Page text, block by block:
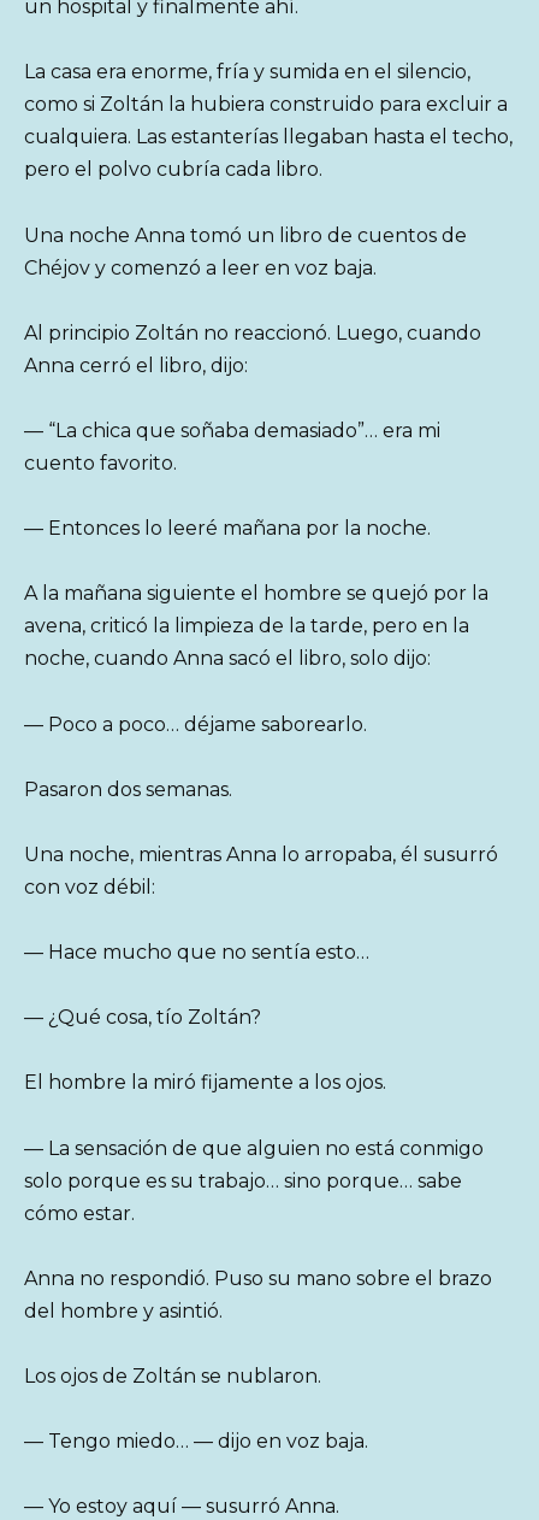
un hospital y finalmente ahí.
La casa era enorme, fría y sumida en el silencio,
como si Zoltán la hubiera construido para excluir a
cualquiera. Las estanterías llegaban hasta el techo,
pero el polvo cubría cada libro.
Una noche Anna tomó un libro de cuentos de
Chéjov y comenzó a leer en voz baja.
Al principio Zoltán no reaccionó. Luego, cuando
Anna cerró el libro, dijo:
— “La chica que soñaba demasiado”… era mi
cuento favorito.
— Entonces lo leeré mañana por la noche.
A la mañana siguiente el hombre se quejó por la
avena, criticó la limpieza de la tarde, pero en la
noche, cuando Anna sacó el libro, solo dijo:
— Poco a poco… déjame saborearlo.
Pasaron dos semanas.
Una noche, mientras Anna lo arropaba, él susurró
con voz débil:
— Hace mucho que no sentía esto…
— ¿Qué cosa, tío Zoltán?
El hombre la miró fijamente a los ojos.
— La sensación de que alguien no está conmigo
solo porque es su trabajo… sino porque… sabe
cómo estar.
Anna no respondió. Puso su mano sobre el brazo
del hombre y asintió.
Los ojos de Zoltán se nublaron.
— Tengo miedo… — dijo en voz baja.
— Yo estoy aquí — susurró Anna.